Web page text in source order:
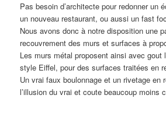
Pas besoin d’architecte pour redonner un
un nouveau restaurant, ou aussi un fast
Nous avons donc à notre disposition une
recouvrement des murs et surfaces à
Les murs métal proposent ainsi avec
style Eiffel, pour des surfaces traitées en
Un vrai faux boulonnage et un rivetage en
l’illusion du vrai et coute beaucoup moins